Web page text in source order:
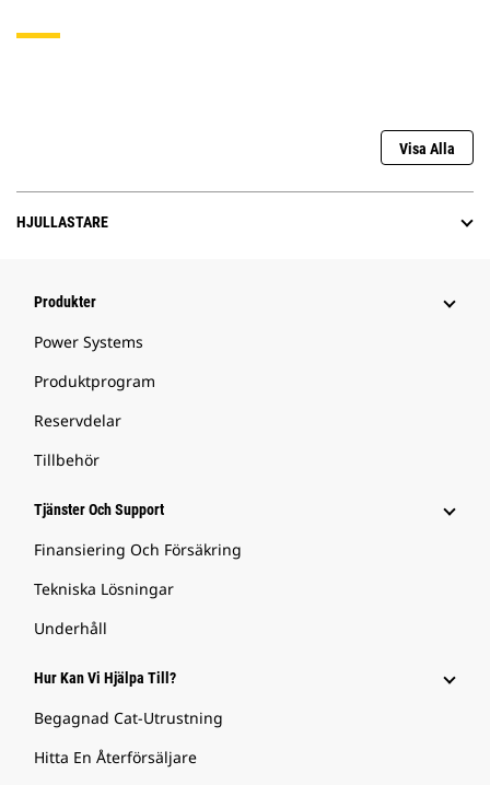
Visa Alla
HJULLASTARE
Produkter
Power Systems
Produktprogram
Reservdelar
Tillbehör
Tjänster Och Support
Finansiering Och Försäkring
Tekniska Lösningar
Underhåll
Hur Kan Vi Hjälpa Till?
Begagnad Cat-Utrustning
Hitta En Återförsäljare